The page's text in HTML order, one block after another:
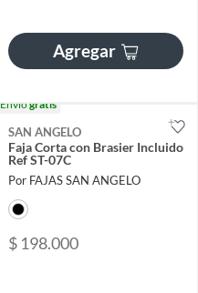
Agregar
Envíogratis
SAN ANGELO
Faja Corta con Brasier Incluido
Ref ST-07C
Por FAJAS SAN ANGELO
$ 198.000